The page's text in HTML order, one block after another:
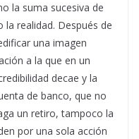
la suma sucesiva de
realidad. Después de
una imagen
a la que en un
decae y la
de banco, que no
un retiro, tampoco la
por una sola acción